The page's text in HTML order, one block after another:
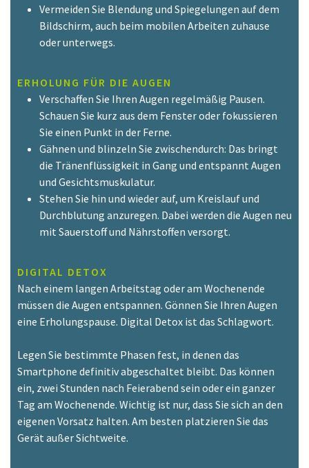
Vermeiden Sie Blendung und Spiegelungen auf dem
Bildschirm, auch beim mobilen Arbeiten zuhause
oder unterwegs.
ERHOLUNG FÜR DIE AUGEN
Verschaffen Sie Ihren Augen regelmäßig Pausen.
Schauen Sie kurz aus dem Fenster oder fokussieren
Sie einen Punkt in der Ferne.
Gähnen und blinzeln Sie zwischendurch: Das bringt
die Tränenflüssigkeit in Gang und entspannt Augen
und Gesichtsmuskulatur.
Stehen Sie hin und wieder auf, um Kreislauf und
Durchblutung anzuregen. Dabei werden die Augen neu
mit Sauerstoff und Nährstoffen versorgt.
DIGITAL DETOX
Nach einem langen Arbeitstag oder am Wochenende
müssen die Augen entspannen. Gönnen Sie Ihren Augen
eine Erholungspause. Digital Detox ist das Schlagwort.
Legen Sie bestimmte Phasen fest, in denen das
Smartphone definitiv abgeschaltet bleibt. Das können
ein, zwei Stunden nach Feierabend sein oder ein ganzer
Tag am Wochenende. Wichtig ist nur, dass Sie sich an den
eigenen Vorsatz halten. Am besten platzieren Sie das
Gerät außer Sichtweite.